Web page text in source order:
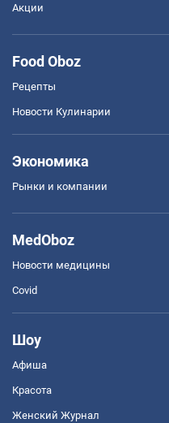
Акции
Food Oboz
Рецепты
Новости Кулинарии
Экономика
Рынки и компании
MedOboz
Новости медицины
Covid
Шоу
Афиша
Красота
Женский Журнал